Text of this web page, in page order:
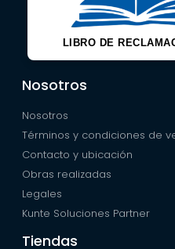
LIBRO DE
Nosotros
Nosotros
Términos y condiciones de
Contacto y ubicación
Obras realizadas
Legales
Kunte Soluciones Partner
Tiendas